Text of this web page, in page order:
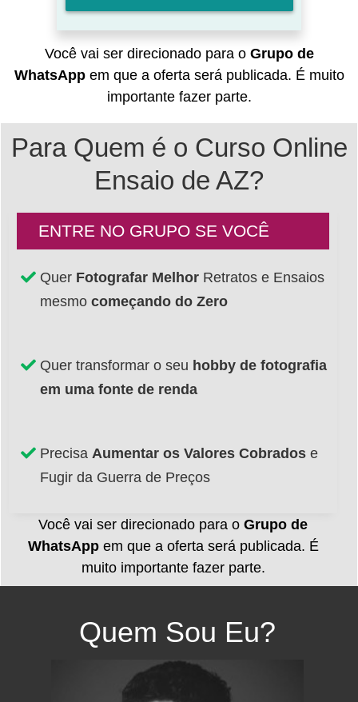
Você vai ser direcionado para o Grupo de
WhatsAppem que a oferta será publicada. É muito
importante fazer parte.
Para Quem é o Curso Online
Ensaio de AZ?
ENTRE NO GRUPO SE VOCÊ
Quer Fotografar Melhor Retratos e Ensaios
mesmo começando do Zero
Quer transformar o seu hobby de fotografia
em uma fonte de renda
Precisa Aumentar os Valores Cobrados e
Fugir da Guerra de Preços
Você vai ser direcionado para o Grupo de
WhatsAppem que a oferta será publicada. É
muito importante fazer parte.
Quem Sou Eu?